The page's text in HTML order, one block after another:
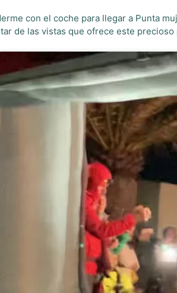
con el coche para llegar a Punta
de las vistas que ofrece este precioso